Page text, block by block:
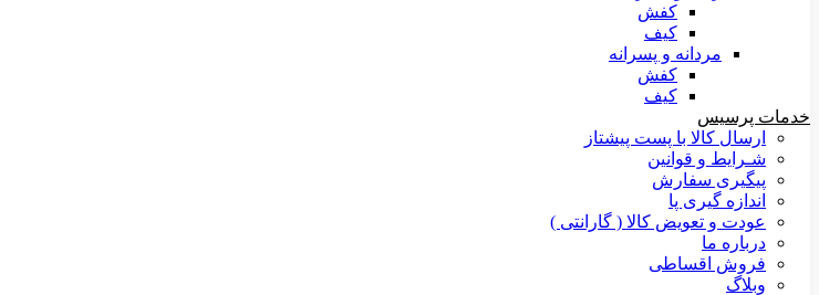
کفش
کیف
مردانه و پسرانه
کفش
کیف
خدمات پرسیس
ارسال کالا با پست پیشتاز
شـرایط و قوانین
پیگیری سفارش
اندازه گیری پا
عودت و تعویض کالا ( گارانتی )
درباره ما
فروش اقساطی
وبلاگ